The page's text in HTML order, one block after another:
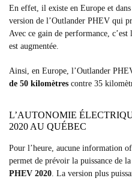
En effet, il existe en Europe et dans
version de l’Outlander PHEV qui
Avec ce gain de performance,
est augmentée.
Ainsi, en Europe, l’Outlander
de 50 kilomètres contre 35
L’AUTONOMIE
2020 AU QUÉBEC
Pour l’heure, aucune information
permet de prévoir la puissance de la
PHEV 2020. La version plus